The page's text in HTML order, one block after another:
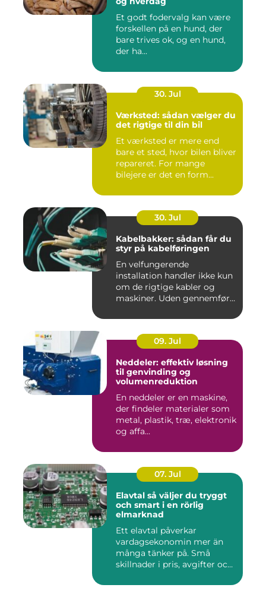
Et godt fodervalg kan være
forskellen på en hund, der
bare trives ok, og en hund,
der ha...
30. Jul
Værksted: sådan vælger du
det rigtige til din bil
Et værksted er mere end
bare et sted, hvor bilen bliver
repareret. For mange
bilejere er det en form...
30. Jul
Kabelbakker: sådan får du
styr på kabelføringen
En velfungerende
installation handler ikke kun
om de rigtige kabler og
maskiner. Uden gennemført
09. Jul
Neddeler: effektiv løsning
til genvinding og
volumenreduktion
En neddeler er en maskine,
der findeler materialer som
metal, plastik, træ, elektronik
og affa...
07. Jul
Elavtal så väljer du tryggt
och smart i en rörlig
elmarknad
Ett elavtal påverkar
vardagsekonomin mer än
många tänker på. Små
skillnader i pris, avgifter och